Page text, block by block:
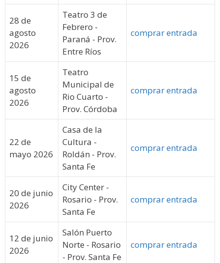
28 de
agosto
2026
Teatro 3 de
Febrero -
Paraná - Prov.
Entre Ríos
comprar entrada
15 de
agosto
2026
Teatro
Municipal de
Rio Cuarto -
Prov. Córdoba
comprar entrada
22 de
mayo 2026
Casa de la
Cultura -
Roldán - Prov.
Santa Fe
comprar entrada
20 de junio
2026
City Center -
Rosario - Prov.
Santa Fe
comprar entrada
12 de junio
2026
Salón Puerto
Norte - Rosario
- Prov. Santa Fe
comprar entrada